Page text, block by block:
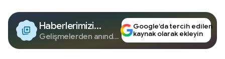
Haberlerimizi
Google'da Takip
Edin
Gelişmelerden anında
Google’da tercih edilen
kaynak olarak ekleyin